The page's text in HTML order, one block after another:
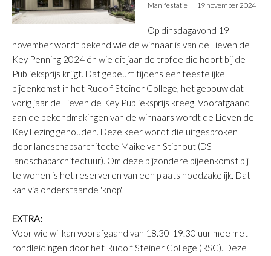
Manifestatie 19 november 2024
Op dinsdagavond 19
november wordt bekend wie de winnaar is van de Lieven de
Key Penning 2024 én wie dit jaar de trofee die hoort bij de
Publieksprijs krijgt. Dat gebeurt tijdens een feestelijke
bijeenkomst in het Rudolf Steiner College, het gebouw dat
vorig jaar de Lieven de Key Publieksprijs kreeg. Voorafgaand
aan de bekendmakingen van de winnaars wordt de Lieven de
Key Lezing gehouden. Deze keer wordt die uitgesproken
door landschapsarchitecte Maike van Stiphout (DS
landschaparchitectuur). Om deze bijzondere bijeenkomst bij
te wonen is het reserveren van een plaats noodzakelijk. Dat
kan via onderstaande 'knop'.
EXTRA:
Voor wie wil kan voorafgaand van 18.30-19.30 uur mee met
rondleidingen door het Rudolf Steiner College (RSC). Deze